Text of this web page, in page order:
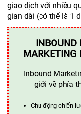
giao dịch với nhiều
gian dài (có thể là 1
INBOUND
MARKETING
Inbound
giới về phía
Chủ động chiến